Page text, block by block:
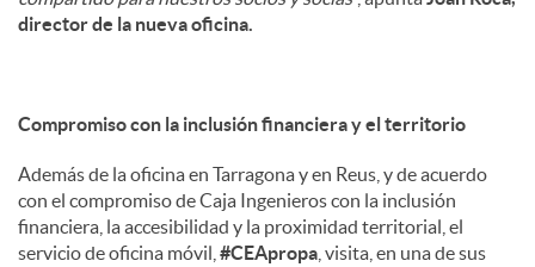
director de la nueva oficina.
Compromiso con la inclusión financiera y el territorio
Además de la oficina en Tarragona y en Reus, y de acuerdo
con el compromiso de Caja Ingenieros con la inclusión
financiera, la accesibilidad y la proximidad territorial, el
servicio de oficina móvil, #CEApropa , visita, en una de sus